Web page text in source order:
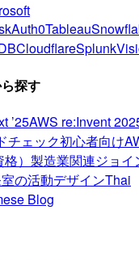
Auth0Tableau
CloudflareSplunk
探す
’25AWS re:Invent
チェック初心者向け
） 製造業関連ジョイ
の活動デザインThai
Blog